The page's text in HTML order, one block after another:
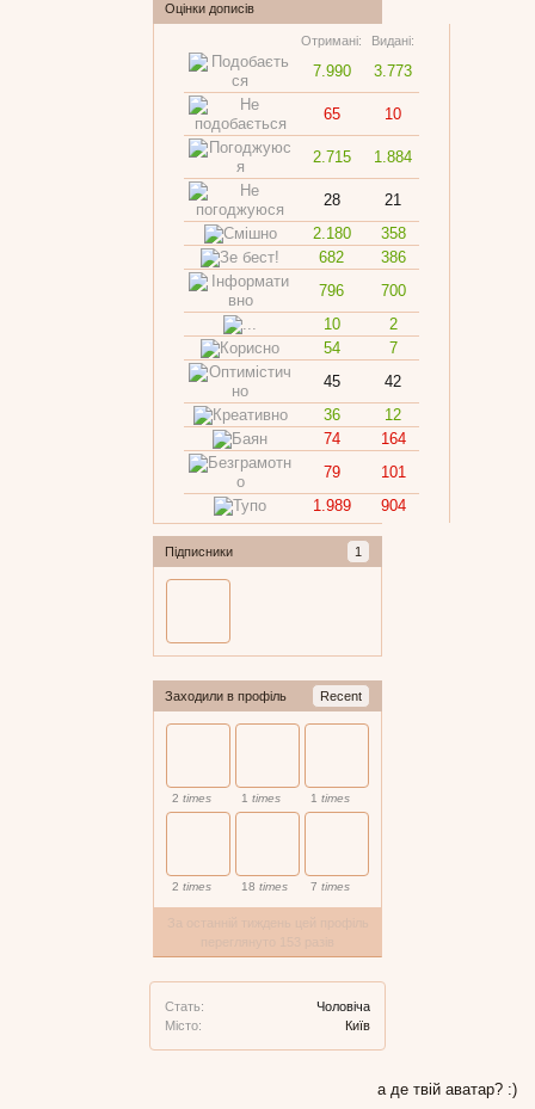
Оцінки дописів
Отримані: Видані:
7.990 3.773
65 10
2.715 1.884
28
21
2.180
358
682
386
796
700
10
2
54
7
45
42
36
12
74
164
79
101
1.989
904
Підписники 1
Заходили в профіль Recent
2 times 1 times 1 times
2 times 18 times 7 times
Стать:
Чоловіча
Місто:
Київ
а де твій аватар? :)